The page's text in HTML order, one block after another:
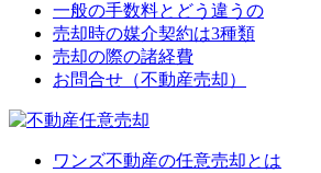
一般の手数料とどう違うの
売却時の媒介契約は3種類
売却の際の諸経費
お問合せ（不動産売却）
ワンズ不動産の任意売却とは